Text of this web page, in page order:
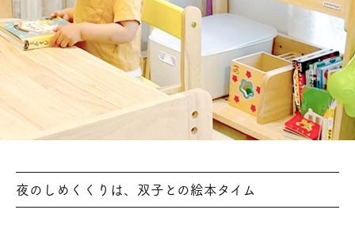
夜のしめくくりは、双子との絵本タイム